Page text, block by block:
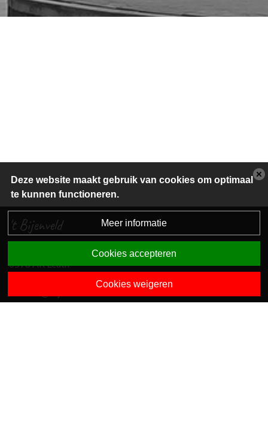
't Bijenveld
6578 AR Leuth
Deze website maakt gebruik van cookies om optimaal
te kunnen functioneren.
Meer informatie
Cookies accepteren
Cookies weigeren